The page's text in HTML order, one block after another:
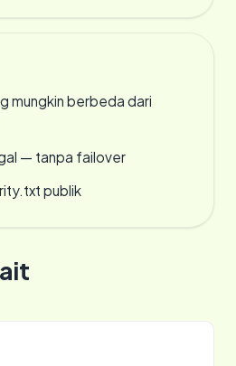
mungkin berbeda dari
— tanpa failover
publik